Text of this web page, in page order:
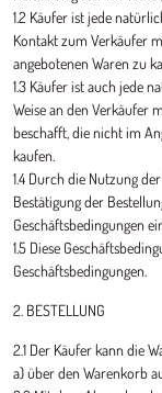
1.2 Käufer ist jede
Kontakt zum Verkäufer
angebotenen Waren zu
1.3 Käufer ist auch jede
Weise an den Verkäufer
beschafft, die nicht im
kaufen.
1.4 Durch die Nutzung
Bestätigung der
Geschäftsbedingungen
1.5 Diese
Geschäftsbedingungen.
2. BESTELLUNG
2.1 Der Käufer kann die
a) über den Warenkorb